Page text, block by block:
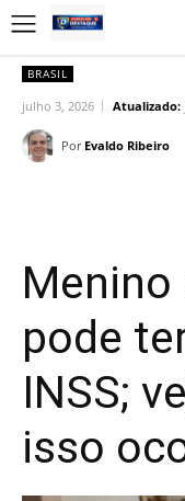
BRASIL
julho 3, 2026 Atualizado:
Por Evaldo Ribeiro
Menino
pode
INSS;
isso